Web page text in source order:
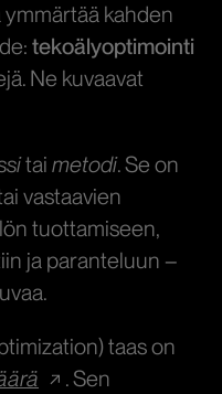
kahden
tekoälyoptimointi
Ne kuvaavat
tai metodi. Se on
vastaavien
tuottamiseen,
ja paranteluun –
taas on
. Sen